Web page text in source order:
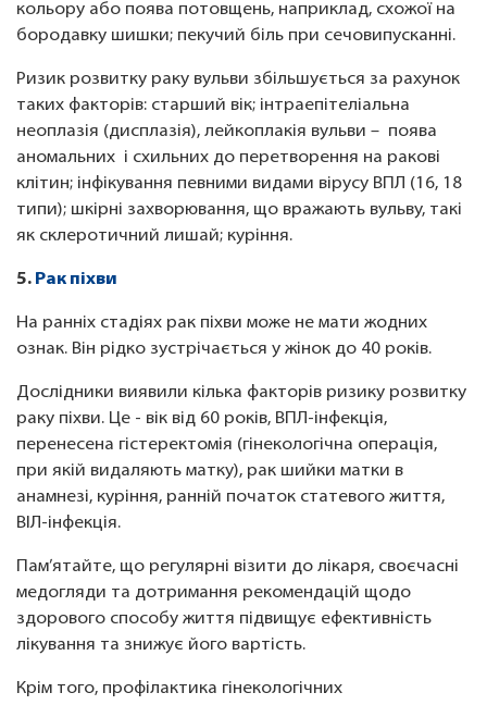
кольору або поява потовщень, наприклад, схожої на
бородавку шишки; пекучий біль при сечовипусканні.
Ризик розвитку раку вульви збільшується за рахунок
таких факторів: старший вік; інтраепітеліальна
неоплазія (дисплазія), лейкоплакія вульви – поява
аномальних і схильних до перетворення на ракові
клітин; інфікування певними видами вірусу ВПЛ (16, 18
типи); шкірні захворювання, що вражають вульву, такі
як склеротичний лишай; куріння.
5. Рак піхви
На ранніх стадіях рак піхви може не мати жодних
ознак. Він рідко зустрічається у жінок до 40 років.
Дослідники виявили кілька факторів ризику розвитку
раку піхви. Це - вік від 60 років, ВПЛ-інфекція,
перенесена гістеректомія (гінекологічна операція,
при якій видаляють матку), рак шийки матки в
анамнезі, куріння, ранній початок статевого життя,
ВІЛ-інфекція.
Пам’ятайте, що регулярні візити до лікаря, своєчасні
медогляди та дотримання рекомендацій щодо
здорового способу життя підвищує ефективність
лікування та знижує його вартість.
Крім того, профілактика гінекологічних